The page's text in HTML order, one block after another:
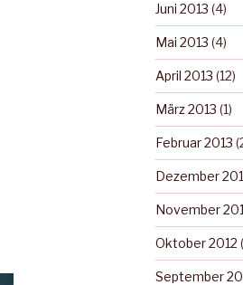
Juni 2013 (4)
Mai 2013 (4)
April 2013 (12)
März 2013 (1)
Februar 2013
Dezember
November
Oktober 2012
September